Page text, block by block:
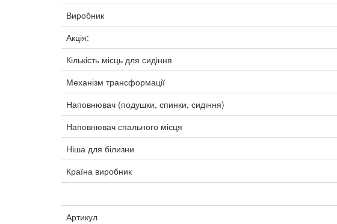
Виробник
Акція:
Кількість місць для сидіння
Механізм трансформації
Наповнювач (подушки, спинки, сидіння)
Наповнювач спального місця
Ніша для білизни
Країна виробник
Артикул